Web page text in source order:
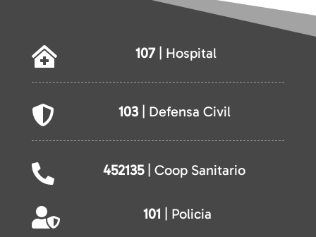
 107| Hospital
 103| Defensa Civil
 452135| Coop Sanitario
 101 | Policia